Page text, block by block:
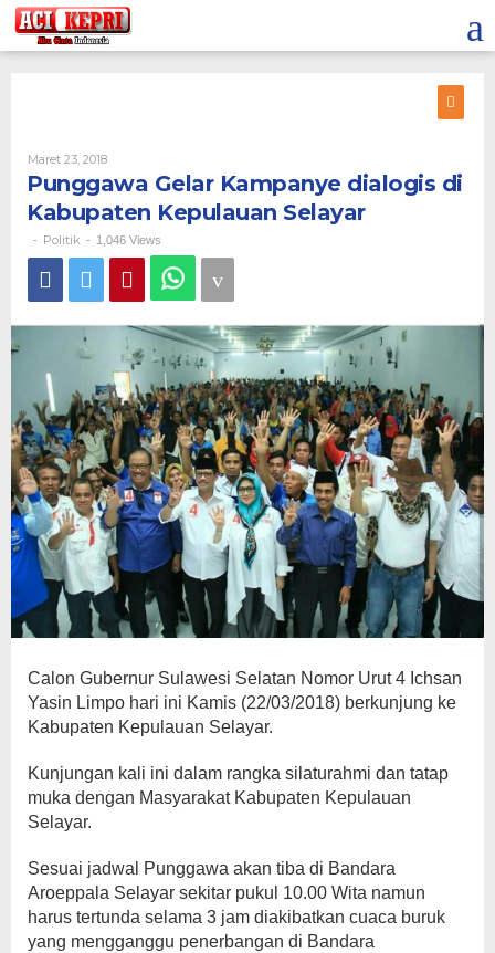
Lewati
ke
konten
Maret 23, 2018Oleh
Punggawa Gelar Kampanye dialogis di
Kabupaten Kepulauan Selayar
- Politik - 1,046 Views
Calon Gubernur Sulawesi Selatan Nomor Urut 4 Ichsan
Yasin Limpo hari ini Kamis (22/03/2018) berkunjung ke
Kabupaten Kepulauan Selayar.
Kunjungan kali ini dalam rangka silaturahmi dan tatap
muka dengan Masyarakat Kabupaten Kepulauan
Selayar.
Sesuai jadwal Punggawa akan tiba di Bandara
Aroeppala Selayar sekitar pukul 10.00 Wita namun
harus tertunda selama 3 jam diakibatkan cuaca buruk
yang mengganggu penerbangan di Bandara